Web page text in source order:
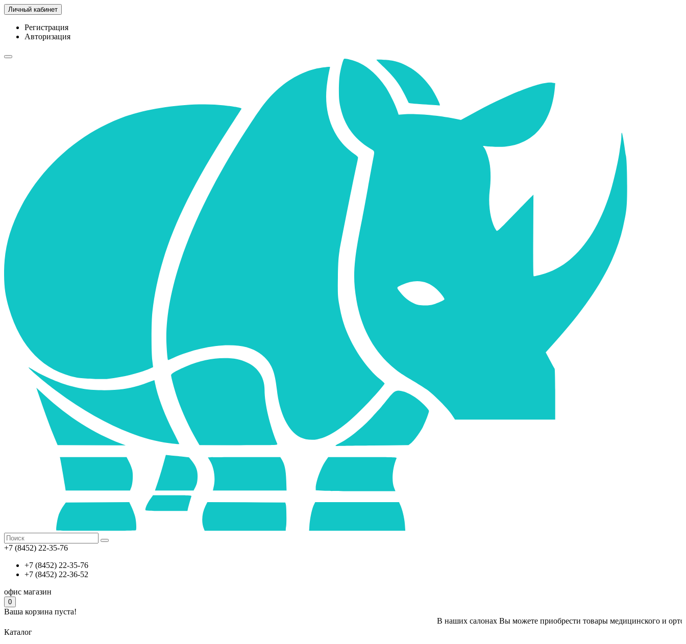
Личный кабинет
Регистрация
Авторизация
+7 (8452) 22-35-76
+7 (8452) 22-35-76
+7 (8452) 22-36-52
офис магазин
0
Ваша корзина пуста!
В наших салонах Вы можете приобрести товары медицинского и
Каталог